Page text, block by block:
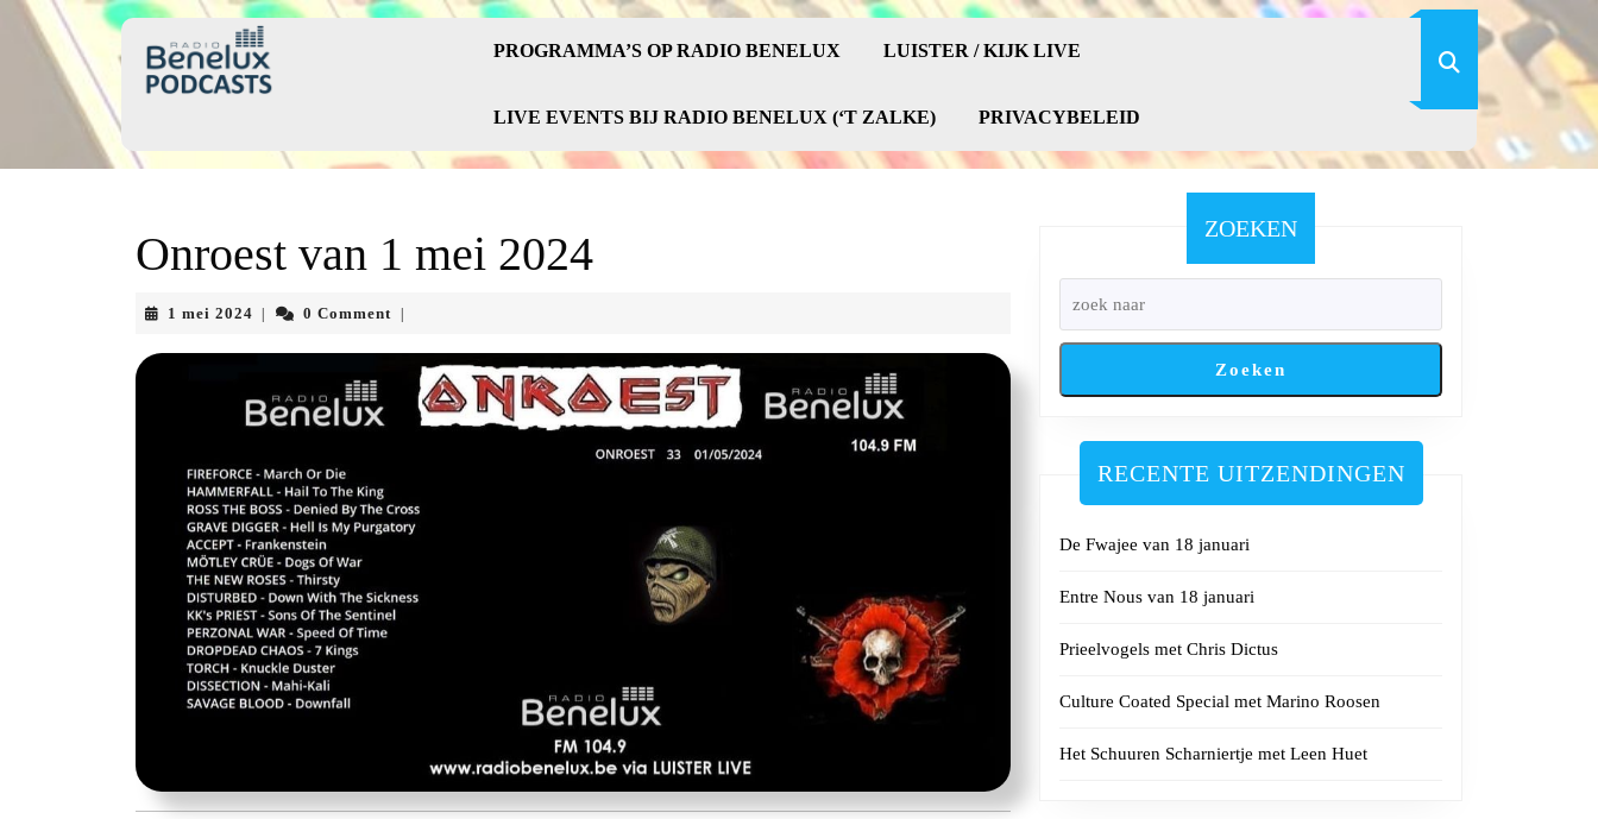
Skip
PROGRAMMA’S OP RADIO BENELUX LUISTER / KIJK LIVE
LIVE EVENTS BIJ RADIO BENELUX (‘T ZALKE) PRIVACYBELEID
Onroest van 1 mei 2024
1 mei 2024
2024
0 Comment
ZOEKEN
Zoeken
RECENTE UITZENDINGEN
De Fwajee van 18 januari
Entre Nous van 18 januari
Prieelvogels met Chris Dictus
Culture Coated Special met Marino Roosen
Het Schuuren Scharniertje met Leen Huet